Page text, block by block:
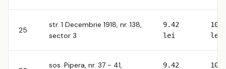
25
str. 1 Decembrie 1918, nr. 138,
sector 3
9.42
lei
lei
sos. Pipera, nr. 37 - 41, 9.42